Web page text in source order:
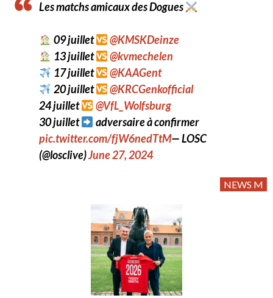
Les matchs amicaux des Dogues
09 juillet
@KMSKDeinze
13 juillet
@kvmechelen
17 juillet
@KAAGent
20 juillet
@KRCGenkofficial
24 juillet
@VfL_Wolfsburg
30 juillet
adversaire à confirmer
pic.twitter.com/fjW6nedTtM— LOSC
(@losclive)June 27, 2024
NEWS M